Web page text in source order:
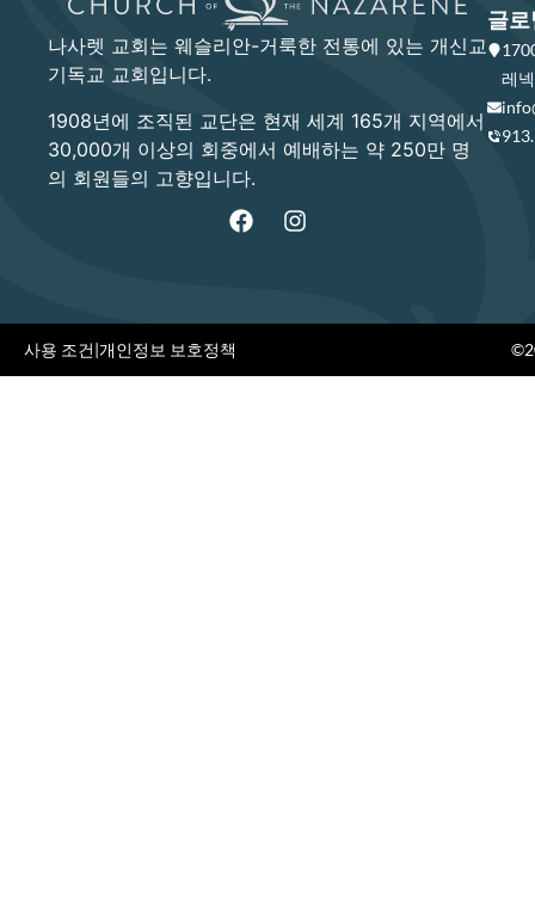
나사렛 교회는 웨슬리안-거룩한 전통에 있는 개신교
기독교 교회입니다.
1908년에 조직된 교단은 현재 세계 165개 지역에서
30,000개 이상의 회중에서 예배하는 약 250만 명
의 회원들의 고향입니다.
글로
레
사용 조건|개인정보 보호정책